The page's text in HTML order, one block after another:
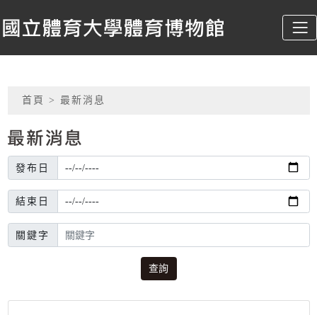
國立體育大學體育博物館
網頁導覽
:::
首頁 > 最新消息
最新消息
發布日
結束日
關鍵字